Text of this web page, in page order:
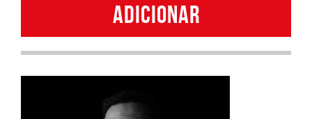
ADICIONAR